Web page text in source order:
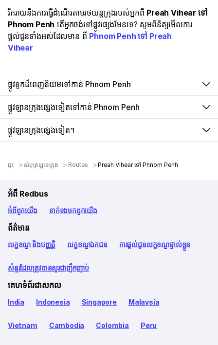
រីករាយនឹងការធ្វើដំណើរតាមរថយន្តក្រុងរបស់អ្នកពី Preah Vihear ទៅ
Phnom Penh តើអ្នកចង់ទៅផ្លូវផ្សេងមែនទេ? សូមពិនិត្យមើលការ
ផ្តល់ជូនទាំងអស់ដែលមាន ពី Phnom Penh ទៅ Preah
Vihear
ផ្លូវទូកដ៏ពេញនិយមទៅកាន់ Phnom Penh
ផ្លូវឡានក្រុងផ្សេងទៀតទៅកាន់ Phnom Penh
ផ្លូវឡានក្រុងផ្សេងទៀត។
ផ្ទះ សំបុត្រឡានក្រុង Routes Preah Vihear ទៅ Phnom Penh
អំពី Redbus
អំពី​ពួក​យើង ទាក់ទង​មក​ពួក​យើង
ព័ត៌មាន
លក្ខខណ្ឌ និងបញ្ញត្តិ លក្ខខណ្ឌឯកជន ការផ្តល់ជូនលក្ខខណ្ឌផ្ទាល់ខ្លួន
សំនួរដែលត្រូវបានសួរជាញឹកញាប់
គេហទំព័រជាសកល
India Indonesia Singapore Malaysia
Vietnam Cambodia Colombia Peru